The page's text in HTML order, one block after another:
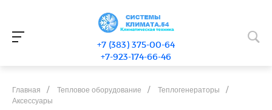
+7 (383) 375-00-64
+7-923-174-66-46
Главная / Тепловое оборудование / Теплогенераторы
/
Аксессуары